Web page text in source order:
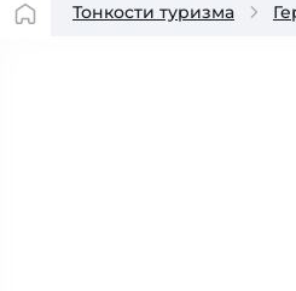
Тонкости туризма